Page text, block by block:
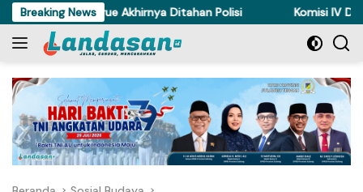
Langsung
ke
konten
Breaking News
Ayam di Torue Akhirnya Ditahan Polisi Komisi IV DPRD